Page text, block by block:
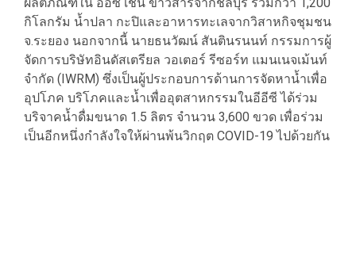
กิโลกรัม น้ำปลา กะปิและอาหารทะเลจากวิสาหกิจชุมชน
จ.ระยอง นอกจากนี้ นายธนวัฒน์ สันตินรนนท์ กรรมการผู้
จัดการบริษัทอินดัสเตรียล วอเตอร์ รีซอร์ท แมนเนจเม้นท์
จำกัด (IWRM) ซึ่งเป็นผู้ประกอบการด้านการจัดหาน้ำเพื่อ
อุปโภค บริโภคและน้ำเพื่ออุตสาหกรรมในอีอีซี ได้ร่วม
บริจาคน้ำดื่มขนาด 1.5 ลิตร จำนวน 3,600 ขวด เพื่อร่วม
เป็นอีกหนึ่งกำลังใจให้ผ่านพ้นวิกฤต COVID-19 ไปด้วยกัน